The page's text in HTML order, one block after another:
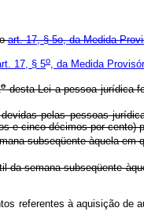
oart. 17, § 5o, da Medida
17, § 5o, da Medida
odesta Lei a pessoa jurídica
pelas pessoas
e cinco décimos por
subseqüente àquela
semana subseqüente
referentes à aquisição